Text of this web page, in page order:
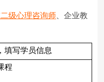
级心理咨询师 、企业教
填写学员信息
程